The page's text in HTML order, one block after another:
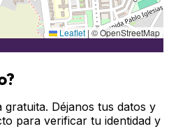
Leaflet | © OpenStreetMap
Déjanos tus datos y
para verificar tu identidad y